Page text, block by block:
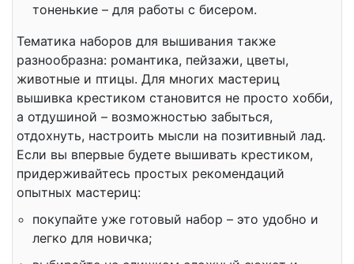
тоненькие – для работы с бисером.
Тематика наборов для вышивания также
разнообразна: романтика, пейзажи, цветы,
животные и птицы. Для многих мастериц
вышивка крестиком становится не просто хобби,
а отдушиной – возможностью забыться,
отдохнуть, настроить мысли на позитивный лад.
Если вы впервые будете вышивать крестиком,
придерживайтесь простых рекомендаций
опытных мастериц:
покупайте уже готовый набор – это удобно и
легко для новичка;